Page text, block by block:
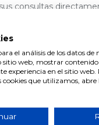
consultas
botón:
Escribir consulta
SL © 2026 Todos los
el análisis de los datos de
web, mostrar
experiencia en el sitio
que utilizamos, abre